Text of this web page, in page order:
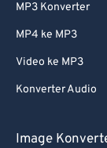
MP3 Konverter
MP4 ke MP3
Video ke MP3
Konverter Audio
Image